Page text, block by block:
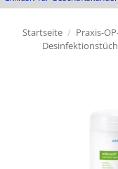
Startseite / Praxis-